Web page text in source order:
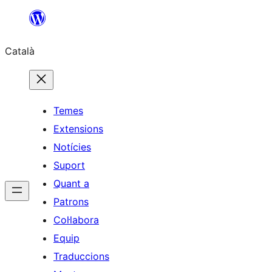
contingut
Català
Temes
Extensions
Notícies
Suport
Quant a
Patrons
Col·labora
Equip
Traduccions